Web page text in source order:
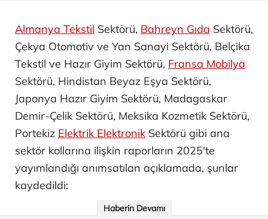
Almanya Tekstil Sektörü, Bahreyn Gıda Sektörü,
Çekya Otomotiv ve Yan Sanayi ​Sektörü, Belçika
Tekstil ve Hazır Giyim Sektörü, Fransa Mobilya
Sektörü, Hindistan Beyaz Eşya Sektörü,
Japonya Hazır Giyim Sektörü, Madagaskar
Demir-Çelik Sektörü, Meksika Kozmetik Sektörü,
Portekiz Elektrik Elektronik Sektörü gibi ana
sektör kollarına ilişkin raporların 2025'te
yayımlandığı anımsatılan açıklamada, şunlar
kaydedildi:
Haberin Devamı